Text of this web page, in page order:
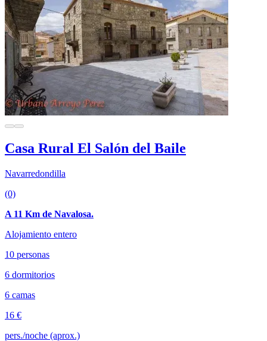
Casa Rural El Salón del Baile
Navarredondilla
(0)
A 11 Km de Navalosa.
Alojamiento entero
10 personas
6 dormitorios
6 camas
16 €
pers./noche (aprox.)